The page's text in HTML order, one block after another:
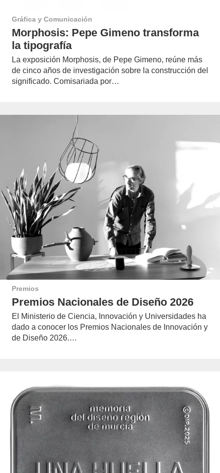
Gráfica y Comunicación
Morphosis: Pepe Gimeno transforma
la tipografía
La exposición Morphosis, de Pepe Gimeno, reúne más
de cinco años de investigación sobre la construcción del
significado. Comisariada por…
Premios
Premios Nacionales de Diseño 2026
El Ministerio de Ciencia, Innovación y Universidades ha
dado a conocer los Premios Nacionales de Innovación y
de Diseño 2026.…